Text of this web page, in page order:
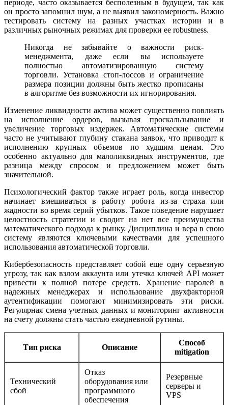
периоде, часто оказывается бесполезным в будущем, так как
он просто запомнил шум, а не выявил закономерность. Важно
тестировать систему на разных участках истории и в
различных рыночных режимах для проверки ее robustness.
Никогда не забывайте о важности риск-
менеджмента, даже если вы используете
полностью автоматизированную систему
торговли. Установка стоп-лоссов и ограничение
размера позиции должны быть жестко прописаны
в алгоритме без возможности их игнорирования.
Изменение ликвидности актива может существенно повлиять
на исполнение ордеров, вызывая проскальзывание и
увеличение торговых издержек. Автоматические системы
часто не учитывают глубину стакана заявок, что приводит к
исполнению крупных объемов по худшим ценам. Это
особенно актуально для малоликвидных инструментов, где
разница между спросом и предложением может быть
значительной.
Психологический фактор также играет роль, когда инвестор
начинает вмешиваться в работу робота из-за страха или
жадности во время серий убытков. Такое поведение нарушает
целостность стратегии и сводит на нет все преимущества
математического подхода к рынку. Дисциплина и вера в свою
систему являются ключевыми качествами для успешного
использования автоматической торговли.
Кибербезопасность представляет собой еще одну серьезную
угрозу, так как взлом аккаунта или утечка ключей API может
привести к полной потере средств. Хранение паролей в
надежных менеджерах и использование двухфакторной
аутентификации помогают минимизировать эти риски.
Регулярная смена учетных данных и мониторинг активности
на счету должны стать частью ежедневной рутины.
Тип риска Описание
Способ
mitigation
Технический
сбой
Отказ
оборудования или
программного
обеспечения
Резервные
серверы и
VPS